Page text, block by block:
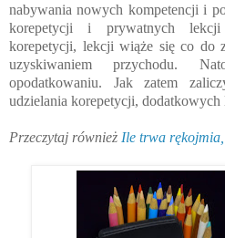
nabywania nowych kompetencji i
korepetycji i prywatnych
korepetycji, lekcji wiąże się co do
uzyskiwaniem przychodu.
opodatkowaniu. Jak zatem
udzielania korepetycji, dodatkowych
Przeczytaj również Ile trwa